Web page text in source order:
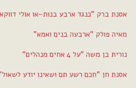
אסנת ברק "כנגד ארבע בנות-או אולי
מאיה פולק "ארבעה בנים ואמא"
נורית בן משה "על 4 אחים מנהלים"
אסנת חן "חכם רשע תם ושאינו יודע